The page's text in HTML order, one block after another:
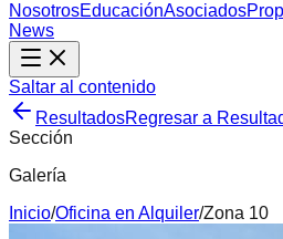
NosotrosEducaciónAsociados
News
Saltar al contenido
ResultadosRegresar a
Sección
Galería
Inicio/Oficina en Alquiler/Zona 10